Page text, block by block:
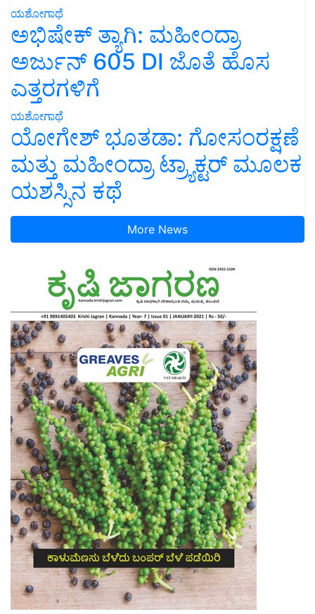
ಯಶೋಗಾಥೆ
ಅಭಿಷೇಕ್ ತ್ಯಾಗಿ: ಮಹೀಂದ್ರಾ
ಅರ್ಜುನ್ 605 DI ಜೊತೆ ಹೊಸ
ಎತ್ತರಗಳಿಗೆ
ಯಶೋಗಾಥೆ
ಯೋಗೇಶ್ ಭೂತಡಾ: ಗೋಸಂರಕ್ಷಣೆ
ಮತ್ತು ಮಹೀಂದ್ರಾ ಟ್ರ್ಯಾಕ್ಟರ್ ಮೂಲಕ
ಯಶಸ್ಸಿನ ಕಥೆ
More News